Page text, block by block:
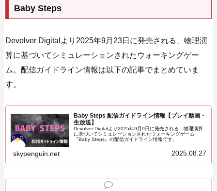
Baby Steps
Devolver Digitalより2025年9月23日に発売される、物理演
算に基づいてシミュレーションされたウォーキングゲー
ム。配信ガイドライン情報は以下の記事でまとめていま
す。
Baby Steps 配信ガイドライン情報【プレイ動画・
生放送】
Devolver Digitalより2025年9月9日に発売される、物理演算
に基づいてシミュレーションされたウォーキングゲーム
『Baby Steps』の配信ガイドライン情報です。
skypenguin.net 2025.08.27